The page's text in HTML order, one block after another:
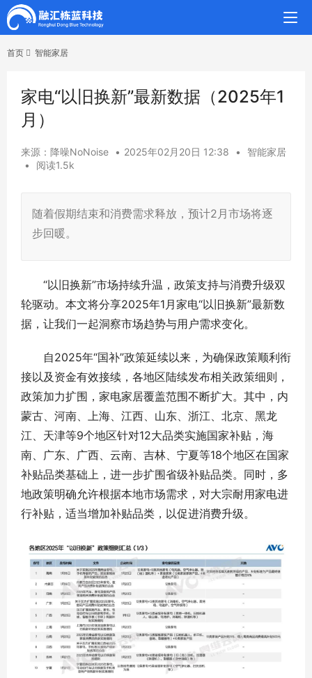
首页 智能家居
家电“以旧换新”最新数据（2025年1
月）
来源：降噪NoNoise • 2025年02月20日 12:38 •
智能家居
•
阅读1.5k
随着假期结束和消费需求释放，预计2月市场将逐
步回暖。
“以旧换新”市场持续升温，政策支持与消费升级双
轮驱动。本文将分享2025年1月家电“以旧换新”最新数
据，让我们一起洞察市场趋势与用户需求变化。
自2025年“国补”政策延续以来，为确保政策顺利衔
接以及资金有效接续，各地区陆续发布相关政策细则，
政策加力扩围，家电家居覆盖范围不断扩大。其中，内
蒙古、河南、上海、江西、山东、浙江、北京、黑龙
江、天津等9个地区针对12大品类实施国家补贴，海
南、广东、广西、云南、吉林、宁夏等18个地区在国家
补贴品类基础上，进一步扩围省级补贴品类。同时，多
地政策明确允许根据本地市场需求，对大宗耐用家电进
行补贴，适当增加补贴品类，以促进消费升级。